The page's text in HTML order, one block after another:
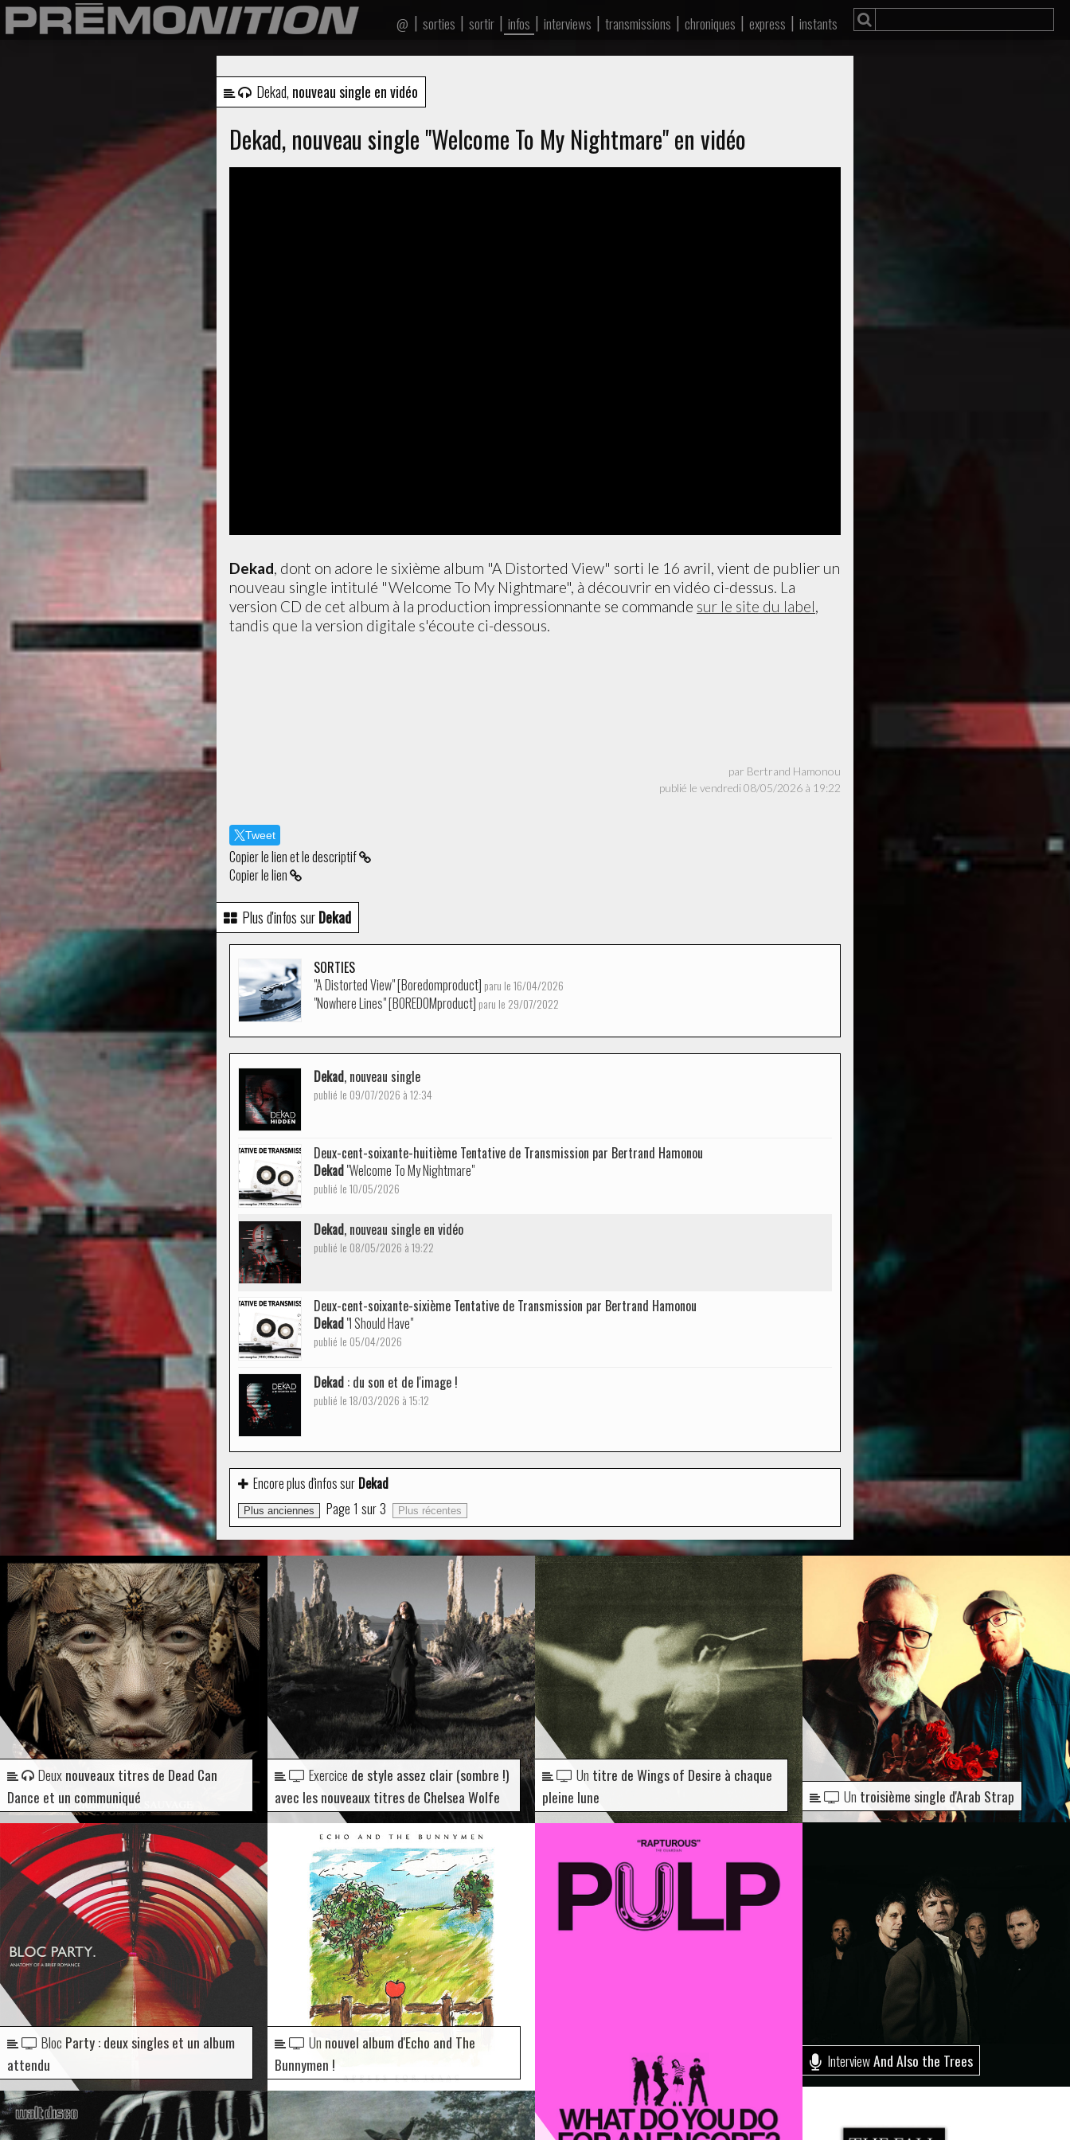
| sorties | sortir | infos | interviews | transmissions | chroniques | express | instants
@
Dekad, nouveau single en vidéo
Dekad, nouveau single "Welcome To My Nightmare" en vidéo
Dekad, dont on adore le sixième album "A Distorted View" sorti le 16 avril, vient de publier un
nouveau single intitulé "Welcome To My Nightmare", à découvrir en vidéo ci-dessus. La
version CD de cet album à la production impressionnante se commande sur le site du label,
tandis que la version digitale s'écoute ci-dessous.
par Bertrand Hamonou
publié le vendredi 08/05/2026 à 19:22
Tweet
Copier le lien et le descriptif
Copier le lien
Plus d'infos surDekad
SORTIES
"A Distorted View" [Boredomproduct] paru le 16/04/2026
"Nowhere Lines" [BOREDOMproduct] paru le 29/07/2022
Dekad, nouveau single
publié le 09/07/2026 à 12:34
Deux-cent-soixante-huitième Tentative de Transmission par Bertrand Hamonou
Dekad"Welcome To My Nightmare"
publié le 10/05/2026
Dekad, nouveau single en vidéo
publié le 08/05/2026 à 19:22
Deux-cent-soixante-sixième Tentative de Transmission par Bertrand Hamonou
Dekad"I Should Have"
publié le 05/04/2026
Dekad : du son et de l'image !
publié le 18/03/2026 à 15:12
Encore plus d'infos sur Dekad
Plus anciennes Page 1 sur3 Plus récentes
Deuxnouveaux titres de Dead Can
Dance et un communiqué
Exercice de style assez clair (sombre !)
avec les nouveaux titres de Chelsea Wolfe
Un titre de Wings of Desire à chaque
pleine lune
Un troisième single d'Arab Strap
InterviewAnd Also the Trees
Bloc Party : deux singles et un album
attendu
Un nouvel album d'Echo and The
Bunnymen !